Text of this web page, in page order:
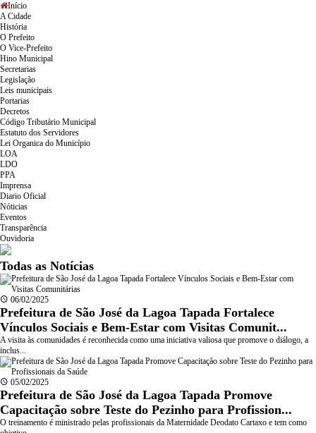
Início
A Cidade
História
O Prefeito
O Vice-Prefeito
Hino Municipal
Secretarias
Legislação
Leis municipais
Portarias
Decretos
Código Tributário Municipal
Estatuto dos Servidores
Lei Organica do Município
LOA
LDO
PPA
Imprensa
Diario Oficial
Nóticias
Eventos
Transparência
Ouvidoria
Todas as Notícias
06/02/2025
Prefeitura de São José da Lagoa Tapada Fortalece
Vínculos Sociais e Bem-Estar com Visitas Comunit...
A visita às comunidades é reconhecida como uma iniciativa valiosa que promove o diálogo, a
inclus...
05/02/2025
Prefeitura de São José da Lagoa Tapada Promove
Capacitação sobre Teste do Pezinho para Profission...
O treinamento é ministrado pelas profissionais da Maternidade Deodato Cartaxo e tem como